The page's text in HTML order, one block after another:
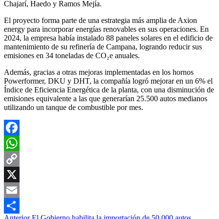
Chajarí, Haedo y Ramos Mejía.
El proyecto forma parte de una estrategia más amplia de Axion
energy para incorporar energías renovables en sus operaciones. En
2024, la empresa había instalado 88 paneles solares en el edificio de
mantenimiento de su refinería de Campana, logrando reducir sus
emisiones en 34 toneladas de CO₂e anuales.
Además, gracias a otras mejoras implementadas en los hornos
Powerformer, DKU y DHT, la compañía logró mejorar en un 6% el
Índice de Eficiencia Energética de la planta, con una disminución de
emisiones equivalente a las que generarían 25.500 autos medianos
utilizando un tanque de combustible por mes.
Facebook
WhatsApp
Copy
Link
X
Email